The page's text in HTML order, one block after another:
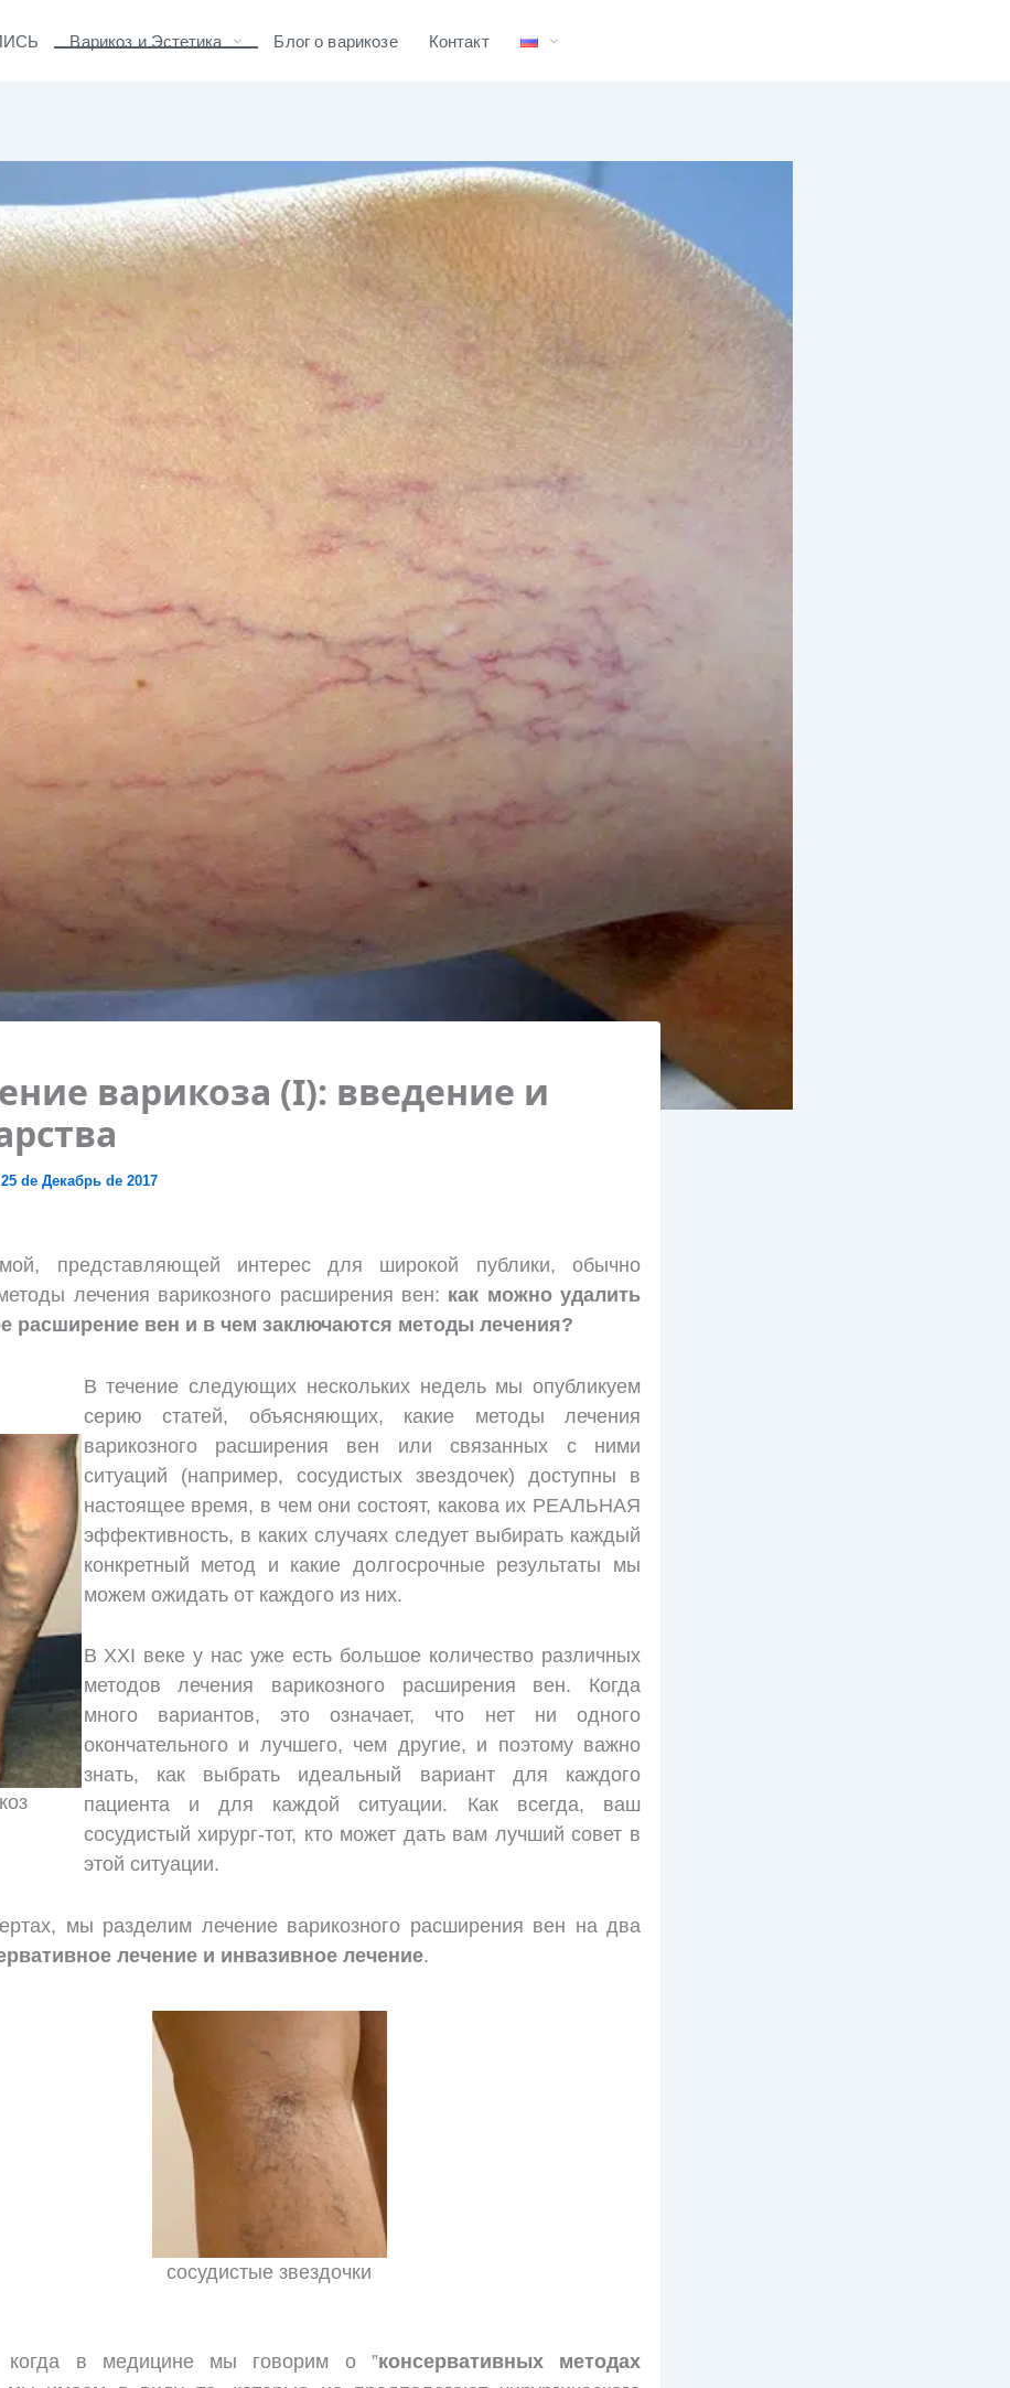
Варикоз и Эстетика Блог о варикозе Контакт
варикоза (I): введение и
25 de Декабрь de 2017
представляющей интерес для широкой публики, обычно
лечения варикозного расширения вен: как можно удалить
расширение вен и в чем заключаются методы лечения?
В течение следующих нескольких недель мы опубликуем
серию статей, объясняющих, какие методы лечения
варикозного расширения вен или связанных с ними
ситуаций (например, сосудистых звездочек) доступны в
настоящее время, в чем они состоят, какова их РЕАЛЬНАЯ
эффективность, в каких случаях следует выбирать каждый
конкретный метод и какие долгосрочные результаты мы
можем ожидать от каждого из них.
В XXI веке у нас уже есть большое количество различных
методов лечения варикозного расширения вен. Когда
много вариантов, это означает, что нет ни одного
окончательного и лучшего, чем другие, и поэтому важно
знать, как выбрать идеальный вариант для каждого
пациента и для каждой ситуации. Как всегда, ваш
сосудистый хирург-тот, кто может дать вам лучший совет в
этой ситуации.
мы разделим лечение варикозного расширения вен на два
лечение и инвазивное лечение.
сосудистые звездочки
в медицине мы говорим о ”консервативных методах